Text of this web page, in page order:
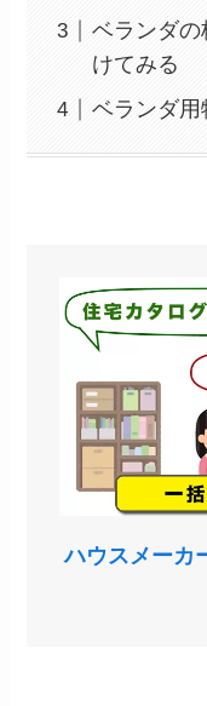
ベランダ
けてみる
ベランダ
ハウスメーカ